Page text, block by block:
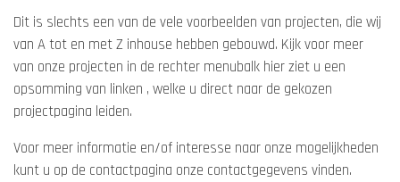
Dit is slechts een van de vele voorbeelden van projecten, die wij
van A tot en met Z inhouse hebben gebouwd. Kijk voor meer
van onze projecten in de rechter menubalk hier ziet u een
opsomming van linken , welke u direct naar de gekozen
projectpagina leiden.
Voor meer informatie en/of interesse naar onze mogelijkheden
kunt u op de contactpagina onze contactgegevens vinden.